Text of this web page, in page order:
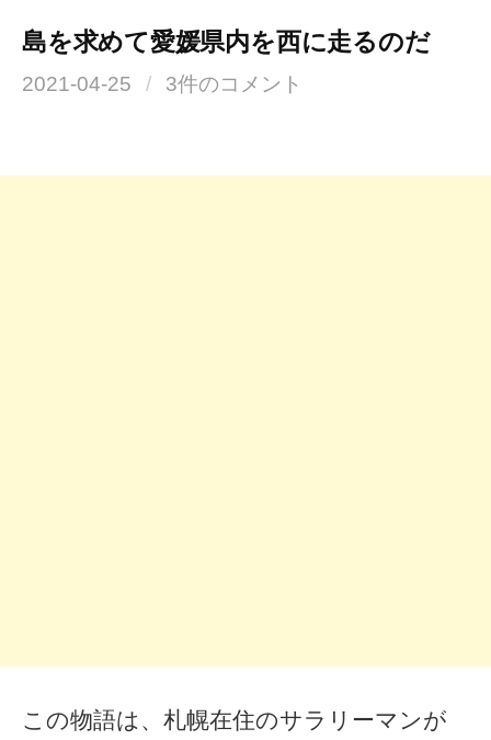
島を求めて愛媛県内を西に走るのだ
2021-04-25 / 3件のコメント
この物語は、札幌在住のサラリーマンが